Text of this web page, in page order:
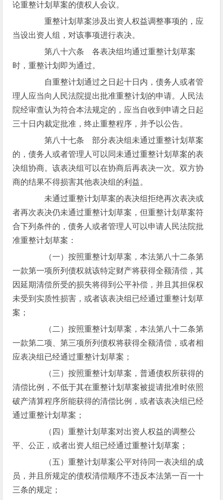
论重整计划草案的债权人会议。
重整计划草案涉及出资人权益调整事项的，应
当设出资人组，对该事项进行表决。
第八十六条 各表决组均通过重整计划草案
时，重整计划即为通过。
自重整计划通过之日起十日内，债务人或者管
理人应当向人民法院提出批准重整计划的申请。人民法
院经审查认为符合本法规定的，应当自收到申请之日起
三十日内裁定批准，终止重整程序，并予以公告。
第八十七条 部分表决组未通过重整计划草案
的，债务人或者管理人可以同未通过重整计划草案的表
决组协商。该表决组可以在协商后再表决一次。双方协
商的结果不得损害其他表决组的利益。
未通过重整计划草案的表决组拒绝再次表决或
者再次表决仍未通过重整计划草案，但重整计划草案符
合下列条件的，债务人或者管理人可以申请人民法院批
准重整计划草案：
（一）按照重整计划草案，本法第八十二条第
一款第一项所列债权就该特定财产将获得全额清偿，其
因延期清偿所受的损失将得到公平补偿，并且其担保权
未受到实质性损害，或者该表决组已经通过重整计划草
案；
（二）按照重整计划草案，本法第八十二条第
一款第二项、第三项所列债权将获得全额清偿，或者相
应表决组已经通过重整计划草案；
（三）按照重整计划草案，普通债权所获得的
清偿比例，不低于其在重整计划草案被提请批准时依照
破产清算程序所能获得的清偿比例，或者该表决组已经
通过重整计划草案；
（四）重整计划草案对出资人权益的调整公
平、公正，或者出资人组已经通过重整计划草案；
（五）重整计划草案公平对待同一表决组的成
员，并且所规定的债权清偿顺序不违反本法第一百一十
三条的规定；